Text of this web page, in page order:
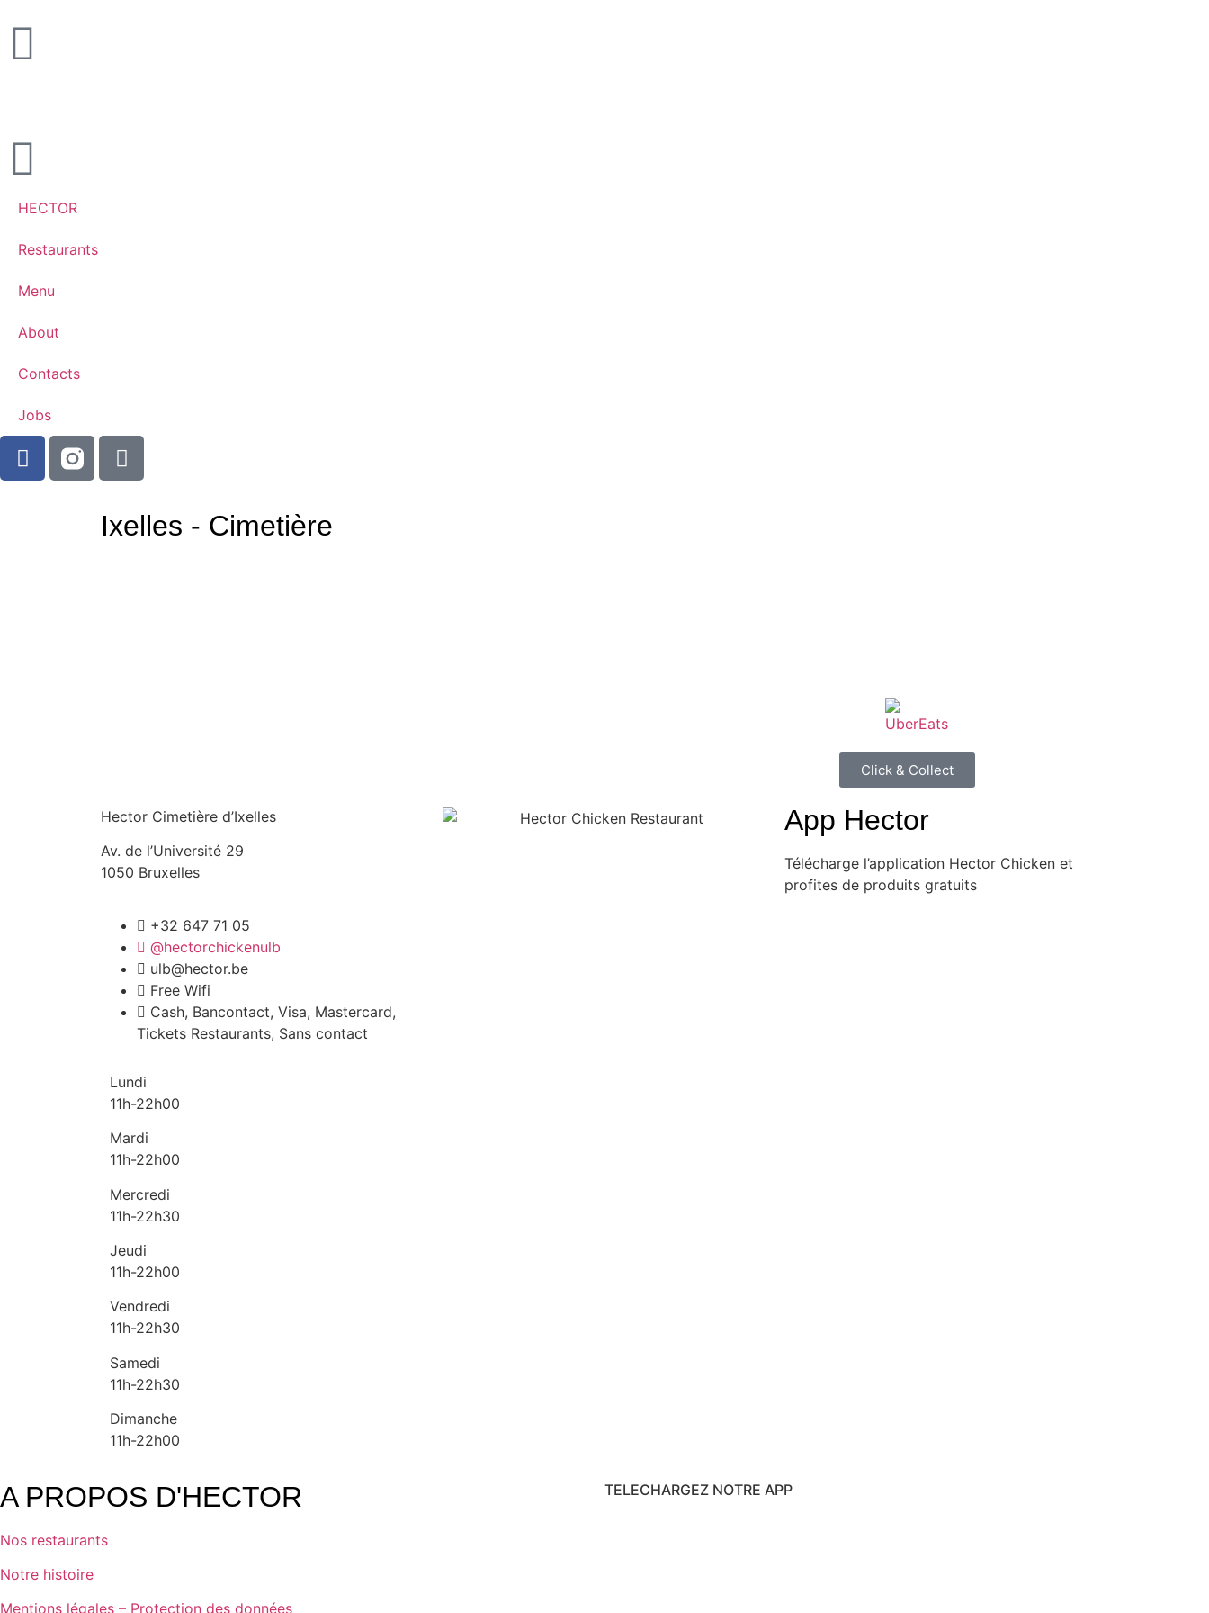
HECTOR
Restaurants
Menu
About
Contacts
Jobs
Ixelles - Cimetière
Click & Collect
Hector Cimetière d’Ixelles
Av. de l’Université 29
1050 Bruxelles
+32 647 71 05
@hectorchickenulb
ulb@hector.be
Free Wifi
Cash, Bancontact, Visa, Mastercard,
Tickets Restaurants, Sans contact
Lundi
11h-22h00
Mardi
11h-22h00
Mercredi
11h-22h30
Jeudi
11h-22h00
Vendredi
11h-22h30
Samedi
11h-22h30
Dimanche
11h-22h00
App Hector
Télécharge l’application Hector Chicken et
profites de produits gratuits
A PROPOS D'HECTOR
Nos restaurants
Notre histoire
Mentions légales – Protection des données
TELECHARGEZ NOTRE APP